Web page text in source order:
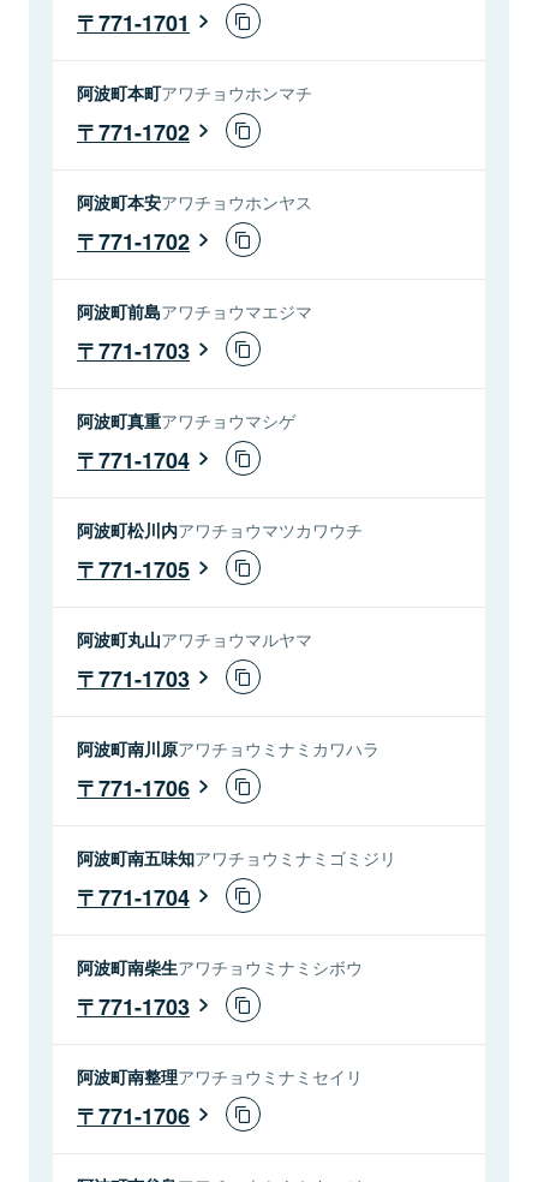
771-1701
阿波町本町アワチョウホンマチ
771-1702
阿波町本安アワチョウホンヤス
771-1702
阿波町前島アワチョウマエジマ
771-1703
阿波町真重アワチョウマシゲ
771-1704
阿波町松川内アワチョウマツカワウチ
771-1705
阿波町丸山アワチョウマルヤマ
771-1703
阿波町南川原アワチョウミナミカワハラ
771-1706
阿波町南五味知アワチョウミナミゴミジリ
771-1704
阿波町南柴生アワチョウミナミシボウ
771-1703
阿波町南整理アワチョウミナミセイリ
771-1706